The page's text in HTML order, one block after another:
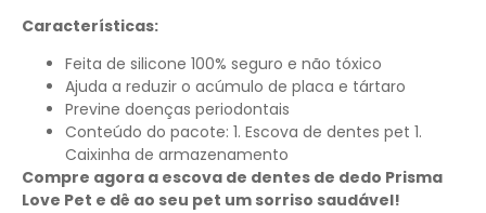
Características:
Feita de silicone 100% seguro e não tóxico
Ajuda a reduzir o acúmulo de placa e tártaro
Previne doenças periodontais
Conteúdo do pacote: 1. Escova de dentes pet 1.
Caixinha de armazenamento
Compre agora a escova de dentes de dedo Prisma
Love Pet e dê ao seu pet um sorriso saudável!